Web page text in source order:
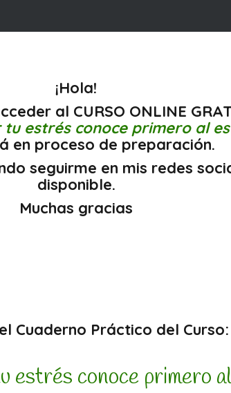
¡Hola!
al CURSO ONLINE
tu estrés conoce primero al
en proceso de preparación.
seguirme en mis redes
disponible.
Muchas gracias
Cuaderno Práctico del Curso:
estrés conoce primero